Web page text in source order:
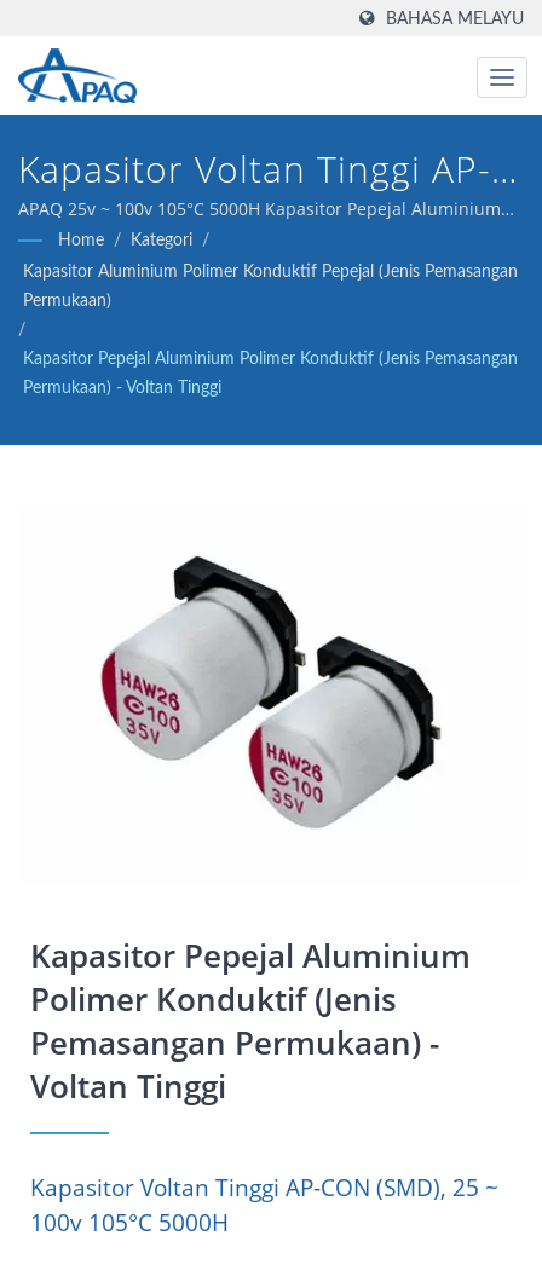
BAHASA MELAYU
Kapasitor Voltan Tinggi AP-
CON (SMD), 25 ~ 100v 105°C
5000H
APAQ 25v ~ 100v 105°C 5000H Kapasitor Pepejal Aluminium
Polimer Konduktif (SMD) - Voltan Tinggi
Home / Kategori
/
Kapasitor Aluminium Polimer Konduktif Pepejal (Jenis Pemasangan
Permukaan)
/
Kapasitor Pepejal Aluminium Polimer Konduktif (Jenis Pemasangan
Permukaan) - Voltan Tinggi
Kapasitor Pepejal Aluminium
Polimer Konduktif (Jenis
Pemasangan Permukaan) -
Voltan Tinggi
Kapasitor Voltan Tinggi AP-CON (SMD), 25 ~
100v 105°C 5000H